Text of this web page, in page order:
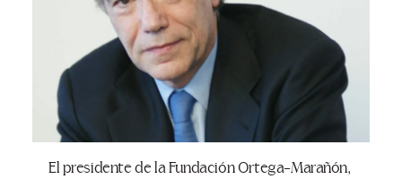
El presidente de la Fundación Ortega-Marañón,